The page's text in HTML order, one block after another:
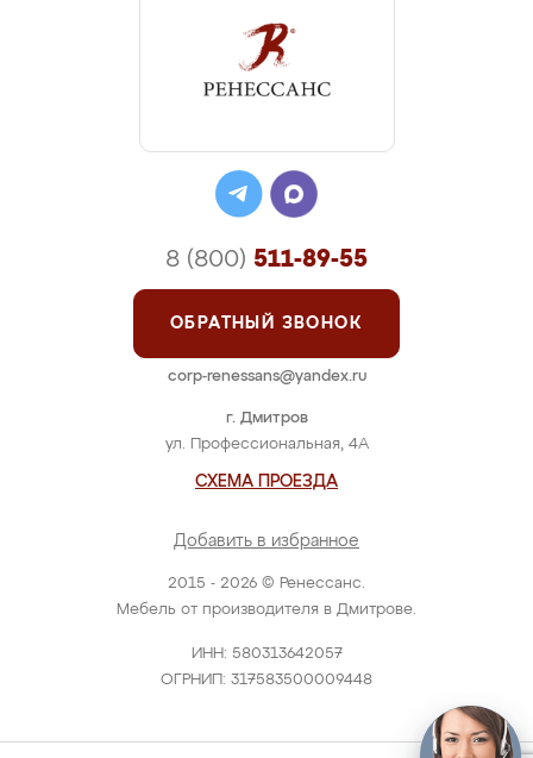
2015 - 2026 © Ренессанс.
Мебель от производителя в Дмитрове.
ИНН: 580313642057
ОГРНИП: 317583500009448
г. Дмитров
ул. Профессиональная, 4А
СХЕМА ПРОЕЗДА
Добавить в избранное
8 (800) 511-89-55
ОБРАТНЫЙ ЗВОНОК
corp-renessans@yandex.ru